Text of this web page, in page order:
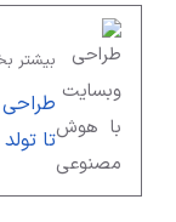
بیشتر
تا